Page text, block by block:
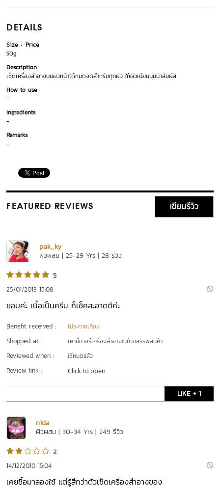
DETAILS
Size
Price
50g
Description
เช็ดเครื่องสำอางบนผิวหน้าได้หมดจดสำหรับทุกผิว ให้ผิวเนียนนุ่มน่าสัมผัส
How to use
-
Ingredients
-
Remarks
-
FEATURED REVIEWS เขียนรีวิว
pak_ky
ผิวผสม | 25-29 Yrs | 28 รีวิว
5
25/01/2013 15:08
ชอบค่ะ เนื้อเป็นครีม ก็เช็คสะอาดดีค่ะ
Benefit received : ไม่ระคายเคือง
Shopped at : เคาน์เตอร์เครื่องสำอางในห้างสรรพสินค้า
Reviewed when : ใช้หมดแล้ว
Review link : Click to open
LIKE + 1
nida
ผิวผสม | 30-34 Yrs | 249 รีวิว
2
14/12/2010 15:04
เคยซื้อมาลองใช้ แต่รู้สึกว่าตัวเช็ดเครื่องสำอางของ